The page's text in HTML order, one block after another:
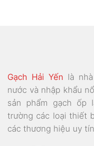
Gạch Hải Yến là
nước và nhập khẩu
sản phẩm gạch
trường các loại thiết
các thương hiệu uy